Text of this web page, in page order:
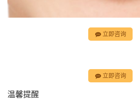
立即咨询
立即咨询
温馨提醒